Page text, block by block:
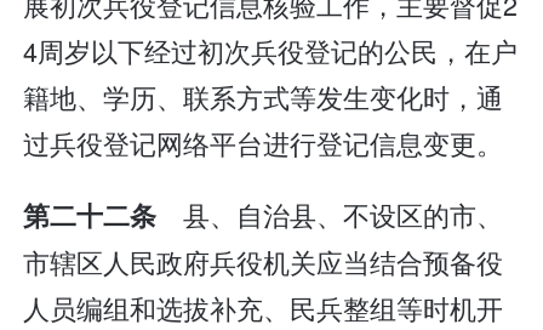
4周岁以下经过初次兵役登记的公民，在户
籍地、学历、联系方式等发生变化时，通
过兵役登记网络平台进行登记信息变更。
第二十二条 县、自治县、不设区的市、
市辖区人民政府兵役机关应当结合预备役
人员编组和选拔补充、民兵整组等时机开